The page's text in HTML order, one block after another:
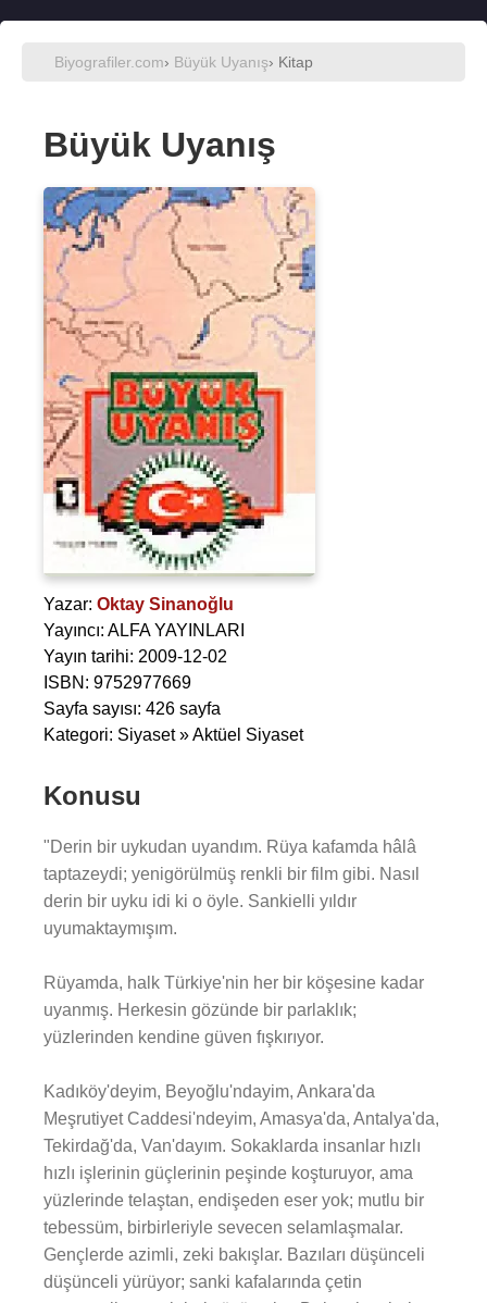
Biyografiler.com› Büyük Uyanış› Kitap
Büyük Uyanış
Yazar: Oktay Sinanoğlu
Yayıncı: ALFA YAYINLARI
Yayın tarihi: 2009-12-02
ISBN: 9752977669
Sayfa sayısı: 426 sayfa
Kategori: Siyaset » Aktüel Siyaset
Konusu
"Derin bir uykudan uyandım. Rüya kafamda hâlâ
taptazeydi; yenigörülmüş renkli bir film gibi. Nasıl
derin bir uyku idi ki o öyle. Sankielli yıldır
uyumaktaymışım.
Rüyamda, halk Türkiye'nin her bir köşesine kadar
uyanmış. Herkesin gözünde bir parlaklık;
yüzlerinden kendine güven fışkırıyor.
Kadıköy'deyim, Beyoğlu'ndayim, Ankara'da
Meşrutiyet Caddesi'ndeyim, Amasya'da, Antalya'da,
Tekirdağ'da, Van'dayım. Sokaklarda insanlar hızlı
hızlı işlerinin güçlerinin peşinde koşturuyor, ama
yüzlerinde telaştan, endişeden eser yok; mutlu bir
tebessüm, birbirleriyle sevecen selamlaşmalar.
Gençlerde azimli, zeki bakışlar. Bazıları düşünceli
düşünceli yürüyor; sanki kafalarında çetin